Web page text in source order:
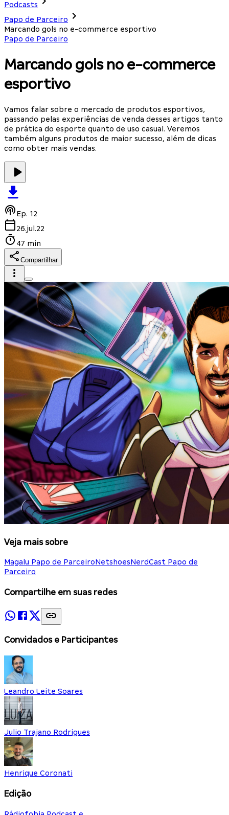
Podcasts
Papo de Parceiro
Marcando gols no e-commerce esportivo
Papo de Parceiro
Marcando gols no e-commerce
esportivo
Vamos falar sobre o mercado de produtos esportivos,
passando pelas experiências de venda desses artigos tanto
de prática do esporte quanto de uso casual. Veremos
também alguns produtos de maior sucesso, além de dicas
como obter mais vendas.
Ep. 12
26.jul.22
47 min
Compartilhar
Veja mais sobre
Magalu Papo de ParceiroNetshoesNerdCast Papo de
Parceiro
Compartilhe em suas redes
Convidados e Participantes
Leandro Leite Soares
Julio Trajano Rodrigues
Henrique Coronati
Edição